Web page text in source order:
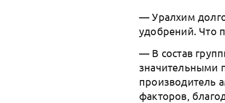
— Уралхим
удобрений. Что
— В состав
значительными
производитель
факторов,